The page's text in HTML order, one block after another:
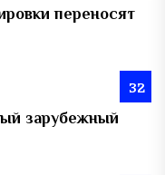
переносят
32
зарубежный